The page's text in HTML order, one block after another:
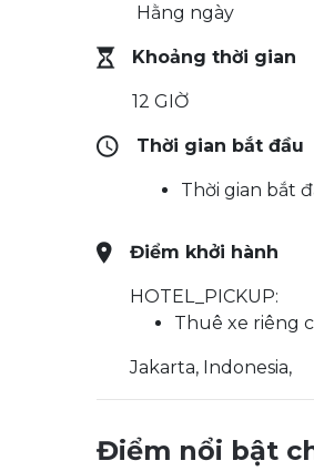
Hằng ngày
Khoảng thời gian
12 GIỜ
Thời gian bắt đầu
Thời gian bắt
Điểm khởi hành
HOTEL_PICKUP:
Thuê xe riêng
Jakarta, Indonesia,
Điểm nổi bật